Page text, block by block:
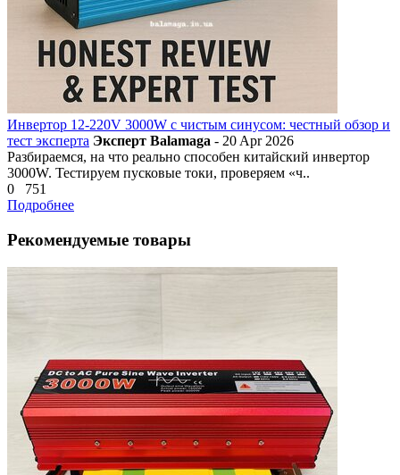
Инвертор 12-220V 3000W с чистым синусом: честный обзор и
тест эксперта Эксперт Balamaga - 20 Apr 2026
Разбираемся, на что реально способен китайский инвертор
3000W. Тестируем пусковые токи, проверяем «ч..
0 751
Подробнее
Рекомендуемые товары